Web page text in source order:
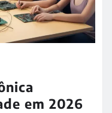
em 2026